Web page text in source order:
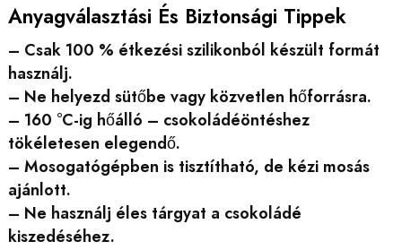
Anyagválasztási És Biztonsági Tippek
– Csak 100 % étkezési szilikonból készült formát
használj.
– Ne helyezd sütőbe vagy közvetlen hőforrásra.
– 160 °C-ig hőálló – csokoládéöntéshez
tökéletesen elegendő.
– Mosogatógépben is tisztítható, de kézi mosás
ajánlott.
– Ne használj éles tárgyat a csokoládé
kiszedéséhez.